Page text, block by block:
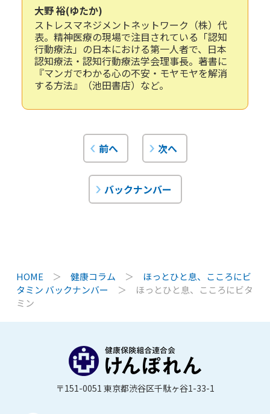
大野 裕(ゆたか)
ストレスマネジメントネットワーク（株）代
表。精神医療の現場で注目されている「認知
行動療法」の日本における第一人者で、日本
認知療法・認知行動療法学会理事長。著書に
『マンガでわかる心の不安・モヤモヤを解消
する方法』（池田書店）など。
前へ 次へ
バックナンバー
HOME ＞ 健康コラム ＞ ほっとひと息、こころにビ
タミン バックナンバー ＞
ほっとひと息、こころにビタ
ミン
〒151-0051 東京都渋谷区千駄ヶ谷1-33-1